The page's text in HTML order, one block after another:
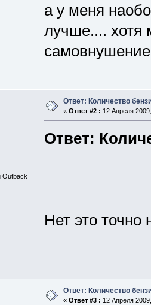
а у меня
лучше.... хотя
Outback
Ответ: Количество
« Ответ #2 : 12 Апреля
Ответ:
Нет это
Ответ: Количество
« Ответ #3 : 12 Апреля